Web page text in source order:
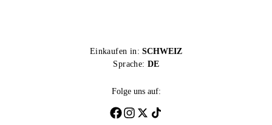
Einkaufen in: SCHWEIZ
Sprache: DE
Folge uns auf: